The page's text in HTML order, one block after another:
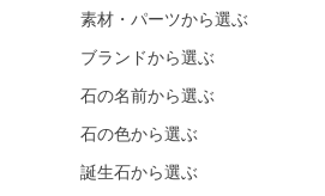
素材・パーツから選ぶ
ブランドから選ぶ
石の名前から選ぶ
石の色から選ぶ
誕生石から選ぶ